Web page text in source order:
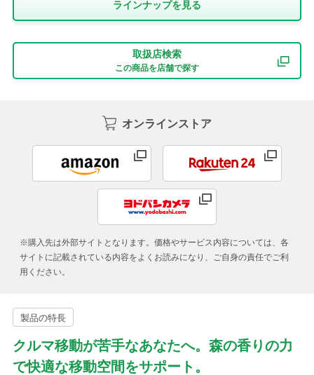
ラインナップを⾒る
取扱店検索
この商品を店舗で探す
オンラインストア
※購入先は外部サイトとなります。価格やサービス内容については、各
サイトに記載されている内容をよくお読みになり、ご自身の責任でご利
用ください。
製品の特長
クルマ移動が苦手なあなたへ。森の香りの力
で快適な移動空間をサポート。